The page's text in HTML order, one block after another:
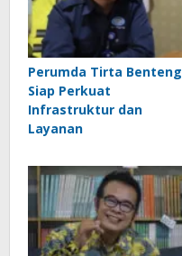
Perumda Tirta Benteng
Siap Perkuat
Infrastruktur dan
Layanan